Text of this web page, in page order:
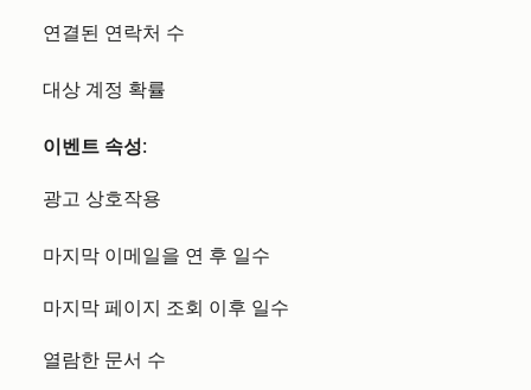
연결된 연락처 수
대상 계정 확률
이벤트 속성:
광고 상호작용
마지막 이메일을 연 후 일수
마지막 페이지 조회 이후 일수
열람한 문서 수